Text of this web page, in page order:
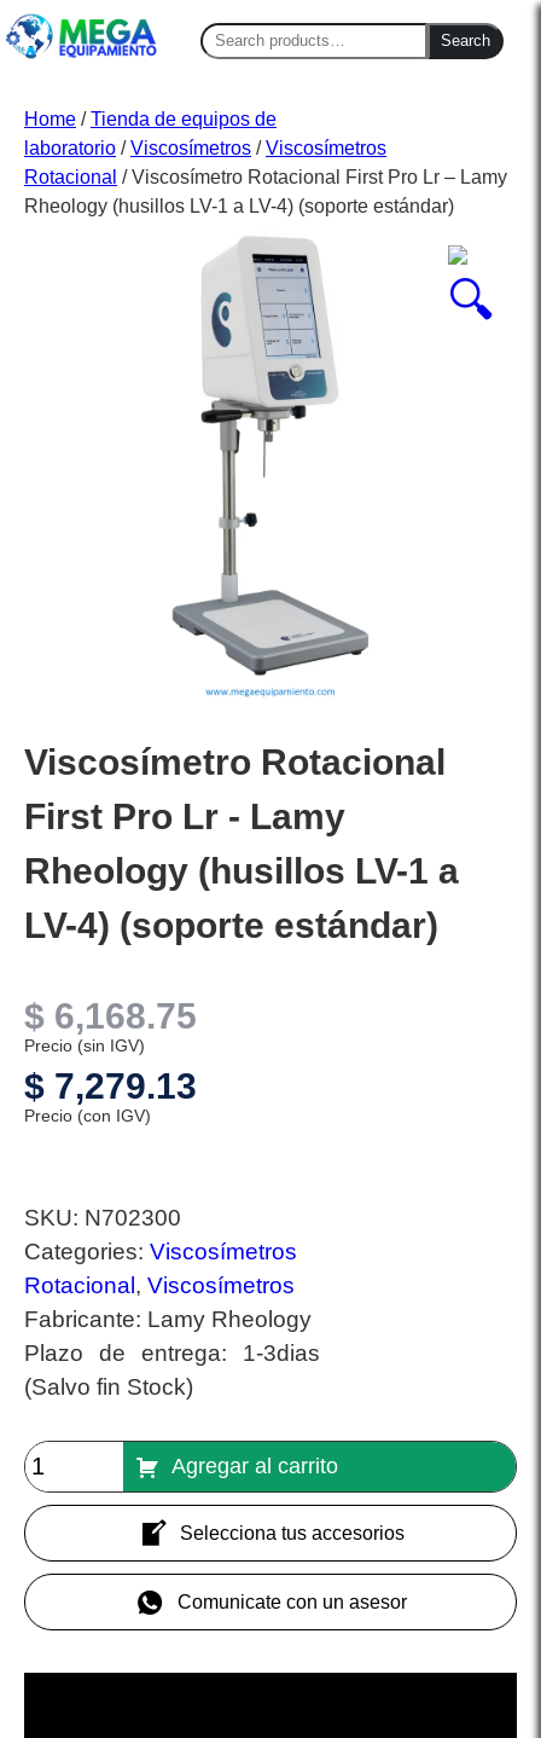
Search
for:
Search
Home /Tienda de equipos de
laboratorio /Viscosímetros /Viscosímetros
Rotacional / Viscosímetro Rotacional First Pro Lr – Lamy
Rheology (husillos LV-1 a LV-4) (soporte estándar)
Viscosímetro Rotacional
First Pro Lr - Lamy
Rheology (husillos LV-1 a
LV-4) (soporte estándar)
$ 6,168.75
Precio (sin IGV)
$ 7,279.13
Precio (con IGV)
SKU: N702300
Categories: Viscosímetros
Rotacional , Viscosímetros
Fabricante: Lamy Rheology
Plazo de entrega: 1-3dias
(Salvo fin Stock)
Agregar al carrito
Selecciona tus accesorios
Comunicate con un asesor